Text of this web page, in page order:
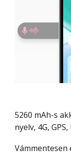
5260 mAh-s akkumulátor került bele és van magyar
nyelv, 4G,
Vámmentesen érkezik ingyen szállítással és promo